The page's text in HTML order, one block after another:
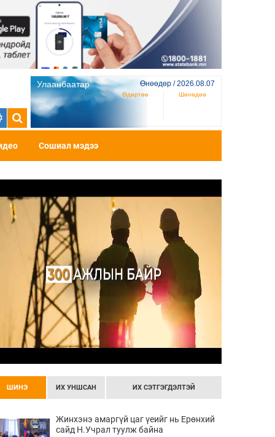
Улаанбаатар Өнөөдөр / 2026.08.07
Өдөртөө Шөнөдөө
Сошиал мэдээ
ШИНЭ ИХ УНШСАН ИХ СЭТГЭГДЭЛТЭЙ
Жинхэнэ амаргүй цаг үеийг нь Ерөнхий
сайд Н.Учрал туулж байна